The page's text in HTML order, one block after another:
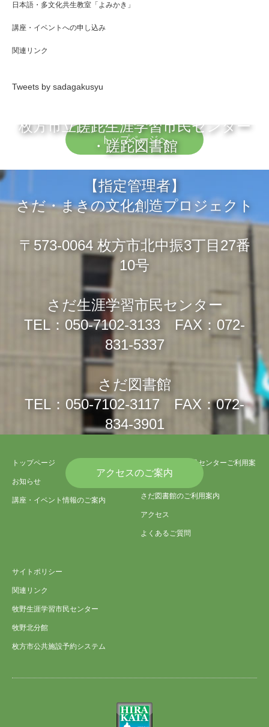
日本語・多文化共生教室「よみかき」
講座・イベントへの申し込み
関連リンク
Tweets by sadagakusyu
トップページへ
枚方市立蹉跎生涯学習市民センター
・蹉跎図書館
【指定管理者】
さだ・まきの文化創造プロジェクト
〒573-0064 枚方市北中振3丁目27番
10号
さだ生涯学習市民センター
TEL：050-7102-3133 FAX：072-
831-5337
さだ図書館
TEL：050-7102-3117 FAX：072-
834-3901
アクセスのご案内
トップページ
お知らせ
講座・イベント情報のご案内
さだ生涯学習市民センターご利用案
内
さだ図書館のご利用案内
アクセス
よくあるご質問
サイトポリシー
関連リンク
牧野生涯学習市民センター
牧野北分館
枚方市公共施設予約システム